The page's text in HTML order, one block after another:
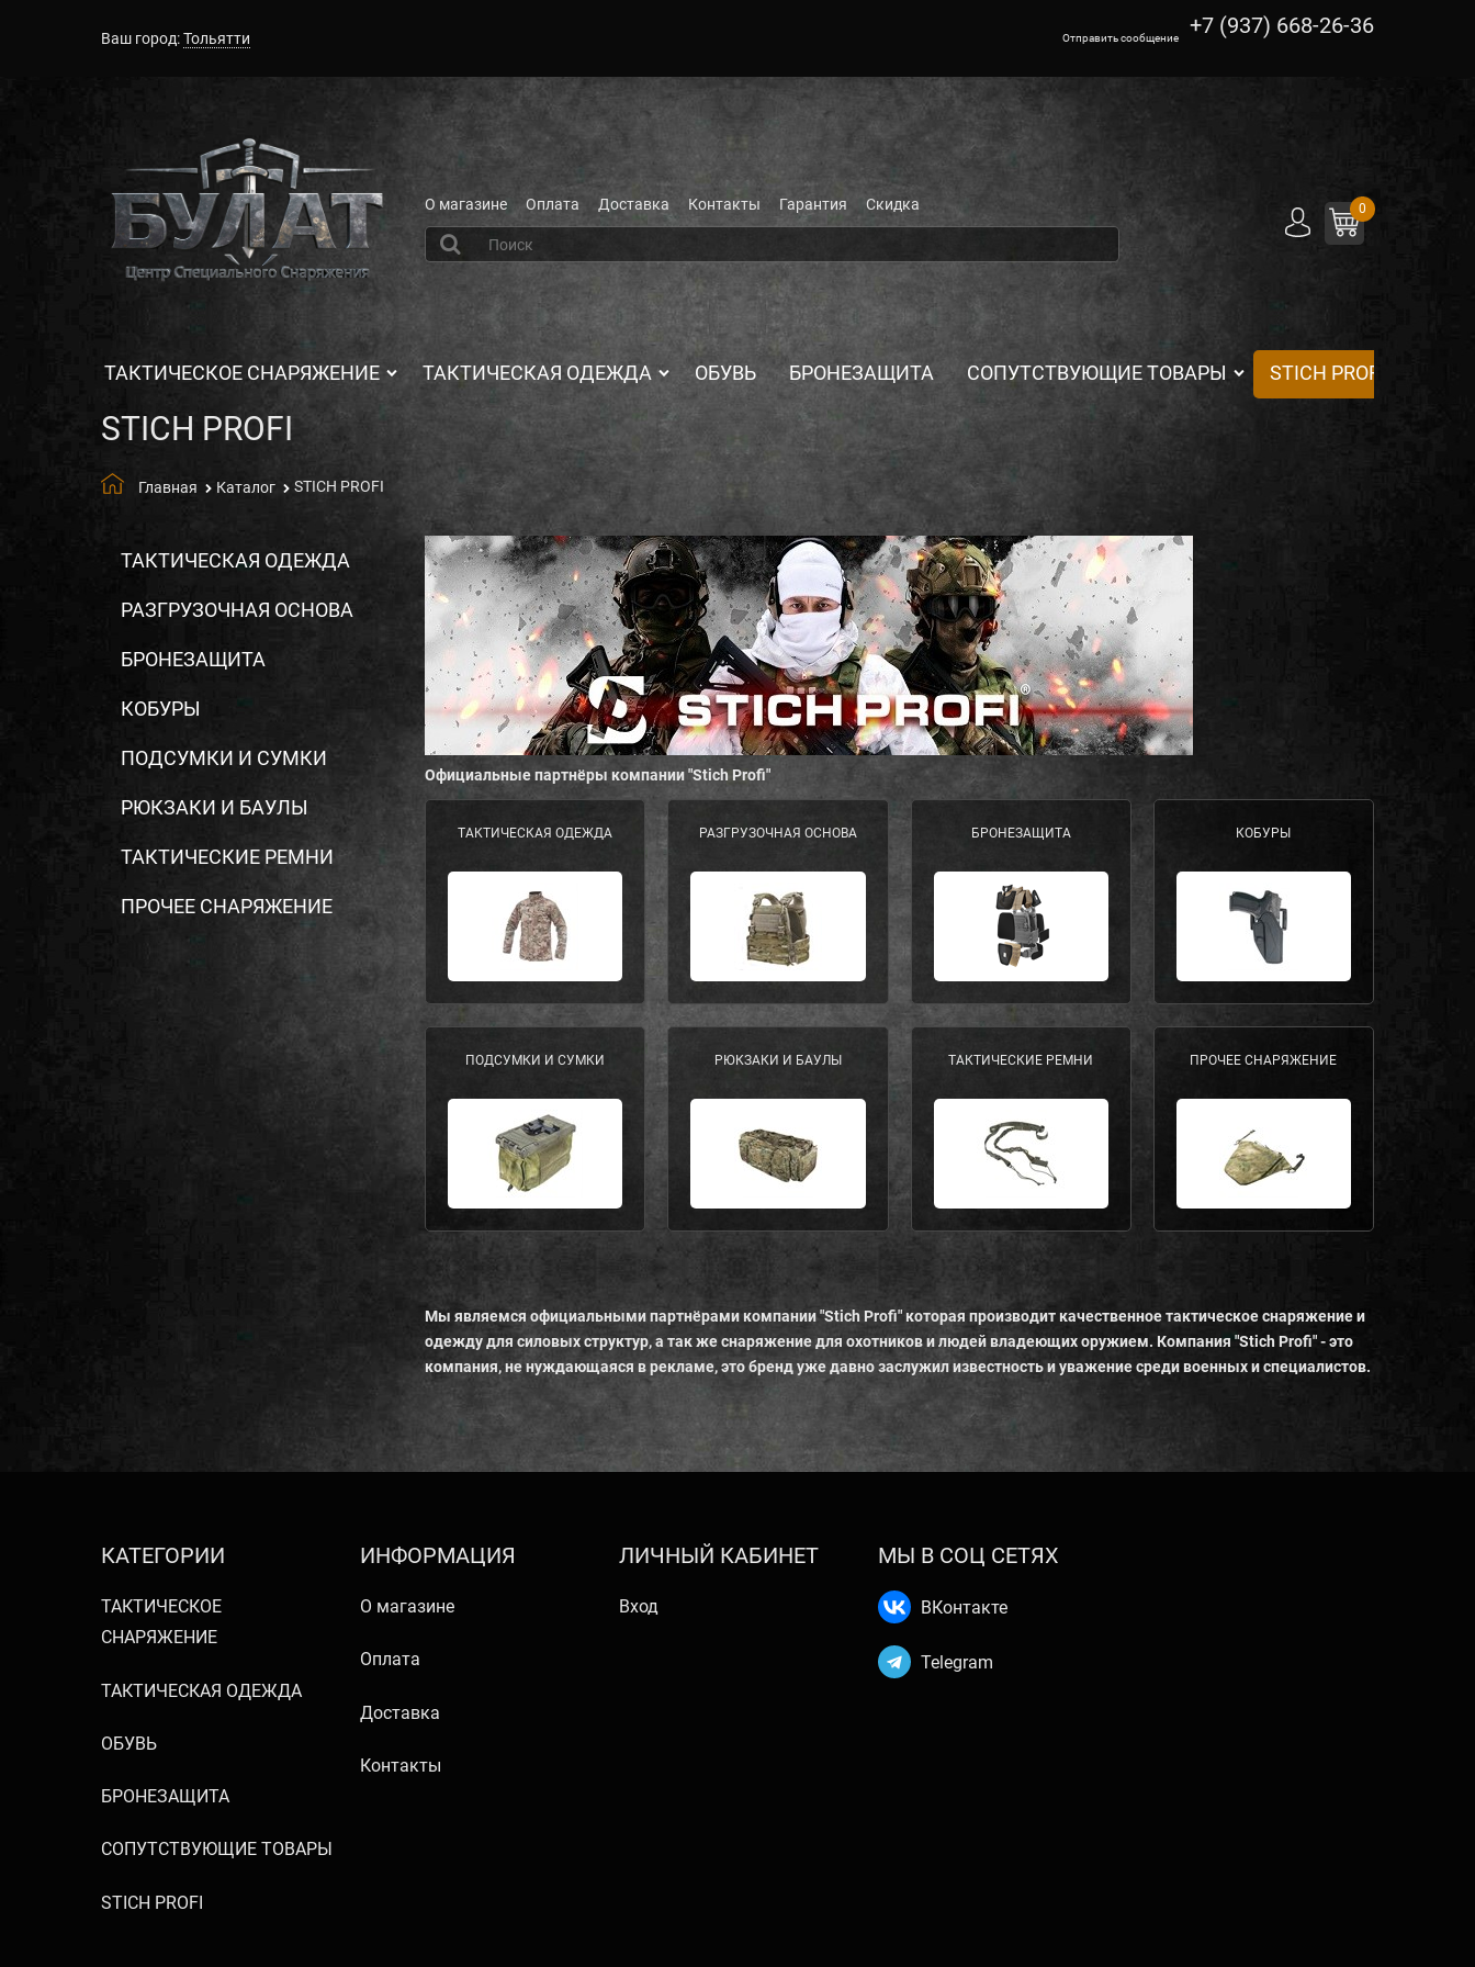
Ваш город:Тольятти Отправить сообщение +7 (937) 668-26-36
О магазине Оплата Доставка Контакты Гарантия Скидка 0
ТАКТИЧЕСКОЕ СНАРЯЖЕНИЕ ТАКТИЧЕСКАЯ ОДЕЖДА ОБУВЬ БРОНЕЗАЩИТА СОПУТСТВУЮЩИЕ ТОВАРЫ STICH PROFI
STICH PROFI
Главная Каталог STICH PROFI
ТАКТИЧЕСКАЯ ОДЕЖДА
РАЗГРУЗОЧНАЯ ОСНОВА
БРОНЕЗАЩИТА
КОБУРЫ
ПОДСУМКИ И СУМКИ
РЮКЗАКИ И БАУЛЫ
ТАКТИЧЕСКИЕ РЕМНИ
ПРОЧЕЕ СНАРЯЖЕНИЕ
Официальные партнёры компании "Stich Profi"
ТАКТИЧЕСКАЯ ОДЕЖДА РАЗГРУЗОЧНАЯ ОСНОВА БРОНЕЗАЩИТА КОБУРЫ
ПОДСУМКИ И СУМКИ РЮКЗАКИ И БАУЛЫ ТАКТИЧЕСКИЕ РЕМНИ ПРОЧЕЕ СНАРЯЖЕНИЕ
Мы являемся официальными партнёрами компании "Stich Profi" которая производит качественное тактическое снаряжение и
одежду для силовых структур, а так же снаряжение для охотников и людей владеющих оружием. Компания "Stich Profi" - это
компания, не нуждающаяся в рекламе, это бренд уже давно заслужил известность и уважение среди военных и специалистов.
КАТЕГОРИИ
ТАКТИЧЕСКОЕ
СНАРЯЖЕНИЕ
ТАКТИЧЕСКАЯ ОДЕЖДА
ОБУВЬ
БРОНЕЗАЩИТА
СОПУТСТВУЮЩИЕ ТОВАРЫ
STICH PROFI
ИНФОРМАЦИЯ
О магазине
Оплата
Доставка
Контакты
ЛИЧНЫЙ КАБИНЕТ
Вход
МЫ В СОЦ СЕТЯХ
ВКонтакте
Telegram